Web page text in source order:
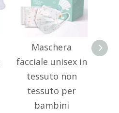
Maschera
facciale unisex in
tessuto non
tessuto per
bambini